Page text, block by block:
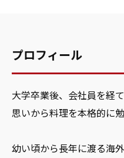
プロフィール
大学卒業後、会社員を経
思いから料理を本格的に
幼い頃から長年に渡る海